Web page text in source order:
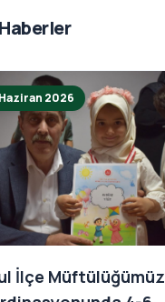
2026
İlçe Müftülüğümüz